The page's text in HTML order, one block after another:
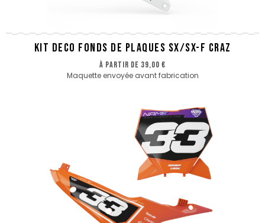
KIT DECO FONDS DE PLAQUES SX/SX-F CRAZ
à partir de 39,00 €
Maquette envoyée avant fabrication